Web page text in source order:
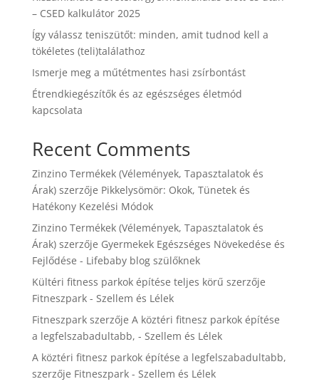
– CSED kalkulátor 2025
Így válassz teniszütőt: minden, amit tudnod kell a
tökéletes (teli)találathoz
Ismerje meg a műtétmentes hasi zsírbontást
Étrendkiegészítők és az egészséges életmód
kapcsolata
Recent Comments
Zinzino Termékek (Vélemények, Tapasztalatok és
Árak)szerzője Pikkelysömör: Okok, Tünetek és
Hatékony Kezelési Módok
Zinzino Termékek (Vélemények, Tapasztalatok és
Árak)szerzője Gyermekek Egészséges Növekedése és
Fejlődése - Lifebaby blog szülőknek
Kültéri fitness parkok építése teljes körű szerzője
Fitneszpark - Szellem és Lélek
Fitneszparkszerzője A köztéri fitnesz parkok építése
a legfelszabadultabb, - Szellem és Lélek
A köztéri fitnesz parkok építése a legfelszabadultabb,
szerzője Fitneszpark - Szellem és Lélek